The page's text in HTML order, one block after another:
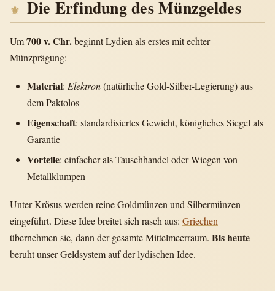
Die Erfindung des Münzgeldes
Um700 v. Chr.beginnt Lydien als erstes mit echter
Münzprägung:
Material: Elektron(natürliche Gold-Silber-Legierung) aus
dem Paktolos
Eigenschaft: standardisiertes Gewicht, königliches Siegel als
Garantie
Vorteile: einfacher als Tauschhandel oder Wiegen von
Metallklumpen
Unter Krösus werden reine Goldmünzen und Silbermünzen
eingeführt. Diese Idee breitet sich rasch aus: Griechen
übernehmen sie, dann der gesamte Mittelmeerraum. Bis heute
beruht unser Geldsystem auf der lydischen Idee.